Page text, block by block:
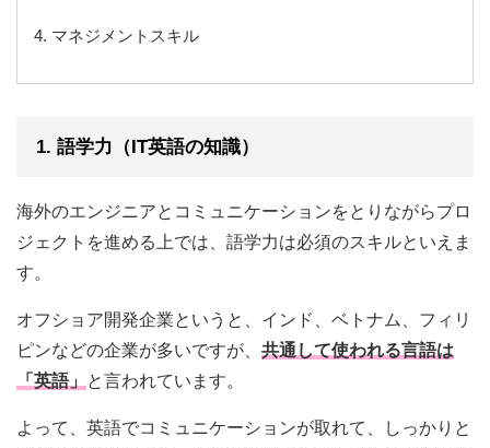
4. マネジメントスキル
1. 語学力（IT英語の知識）
海外のエンジニアとコミュニケーションをとりながらプロ
ジェクトを進める上では、語学力は必須のスキルといえま
す。
オフショア開発企業というと、インド、ベトナム、フィリ
ピンなどの企業が多いですが、 共通して使われる言語は
「英語」
と言われています。
よって、英語でコミュニケーションが取れて、しっかりと